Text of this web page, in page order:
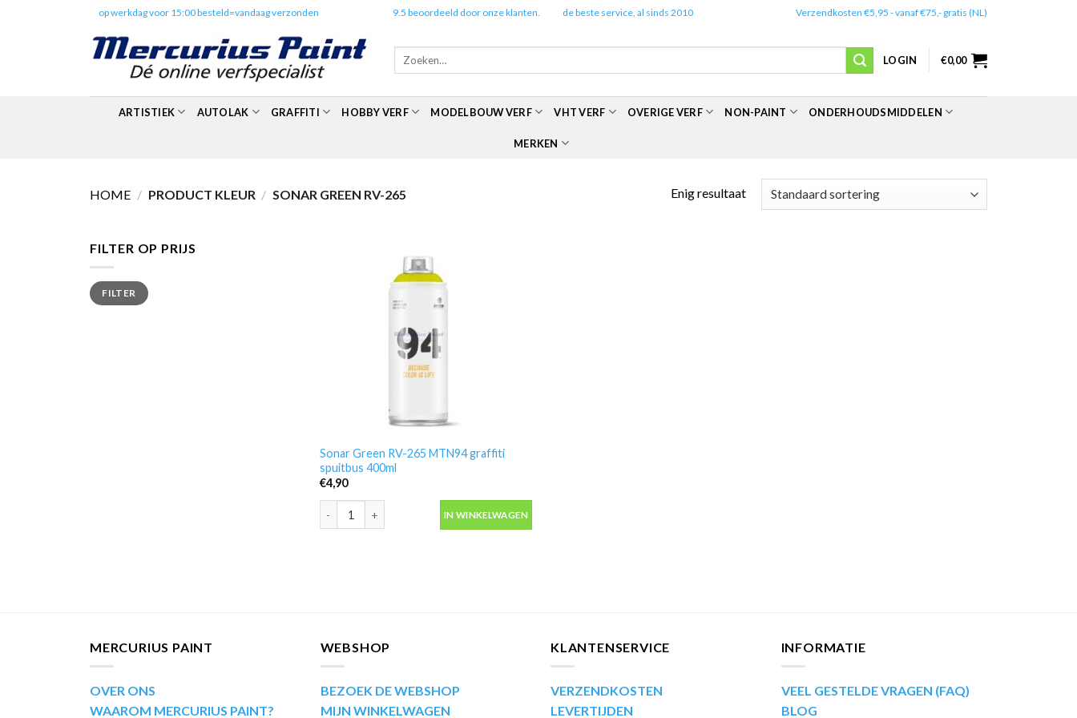
op werkdag voor 15:00 besteld=vandaag verzonden 9.5 beoordeeld door onze klanten. de beste service, al sinds 2010 Verzendkosten €5,95 - vanaf €75,- gratis (NL)
Zoeken
LOGIN €0,00
ARTISTIEK AUTOLAK GRAFFITI HOBBY VERF MODELBOUW VERF VHT VERF OVERIGE VERF NON-PAINT ONDERHOUDSMIDDELEN
MERKEN
HOME / PRODUCT KLEUR / SONAR GREEN RV-265 Enig resultaat
FILTER OP PRIJS
Min.
prijs
Max.
prijsFILTER
Sonar Green RV-265 MTN94 graffiti
spuitbus 400ml
€4,90
Sonar Green RV-265 MTN94 graffiti spuitbus 400ml aantal
IN WINKELWAGEN
MERCURIUS PAINT
OVER ONS
WAAROM MERCURIUS PAINT?
WEBSHOP
BEZOEK DE WEBSHOP
MIJN WINKELWAGEN
KLANTENSERVICE
VERZENDKOSTEN
LEVERTIJDEN
INFORMATIE
VEEL GESTELDE VRAGEN (FAQ)
BLOG